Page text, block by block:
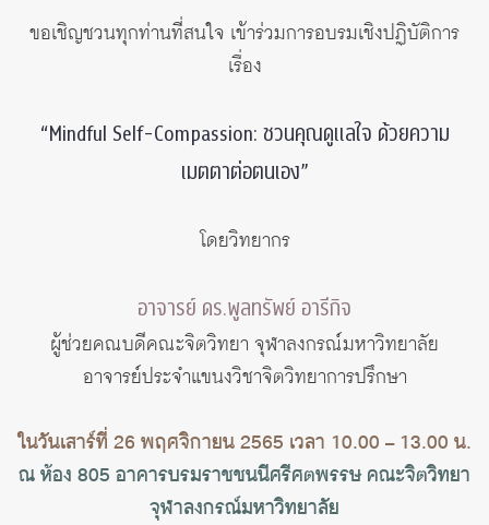
ขอเชิญชวนทุกท่านที่สนใจ เข้าร่วมการอบรมเชิงปฏิบัติการ
เรื่อง
“Mindful Self-Compassion: ชวนคุณดูแลใจ ด้วยความ
เมตตาต่อตนเอง”
โดยวิทยากร
อาจารย์ ดร.พูลทรัพย์ อารีกิจ
ผู้ช่วยคณบดีคณะจิตวิทยา จุฬาลงกรณ์มหาวิทยาลัย
อาจารย์ประจำแขนงวิชาจิตวิทยาการปรึกษา
ในวันเสาร์ที่ 26 พฤศจิกายน 2565 เวลา 10.00 – 13.00 น.
ณ ห้อง 805 อาคารบรมราชชนนีศรีศตพรรษ คณะจิตวิทยา
จุฬาลงกรณ์มหาวิทยาลัย